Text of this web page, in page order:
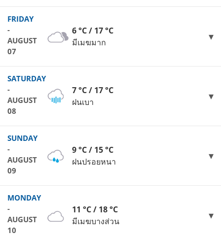
FRIDAY
-
AUGUST
07
6 °C / 17 °C
มีเมฆมาก
SATURDAY
-
AUGUST
08
7 °C / 17 °C
ฝนเบา
SUNDAY
-
AUGUST
09
9 °C / 15 °C
ฝนปรอยหนา
MONDAY
-
AUGUST
10
11 °C / 18 °C
มีเมฆบางส่วน